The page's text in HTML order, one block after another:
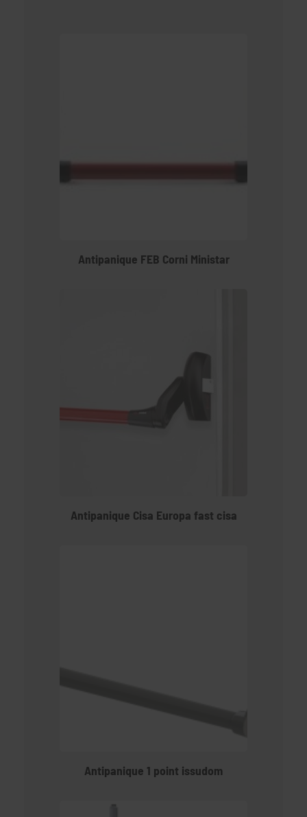
Antipanique FEB Corni Ministar
Antipanique Cisa Europa fast cisa
Antipanique 1 point issudom